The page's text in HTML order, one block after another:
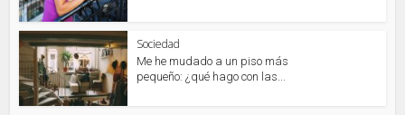
Sociedad
Me he mudado a un piso más
pequeño: ¿qué hago con las...